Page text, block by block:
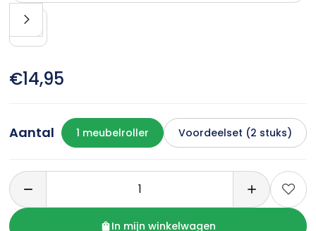
€14,95
Aantal 1 meubelroller Voordeelset (2 stuks)

In mijn winkelwagen